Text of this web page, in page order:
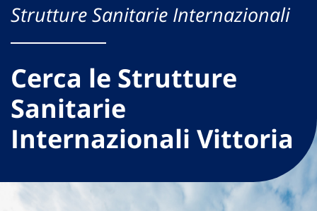
Strutture Sanitarie Internazionali
Cerca le Strutture
Sanitarie
Internazionali Vittoria